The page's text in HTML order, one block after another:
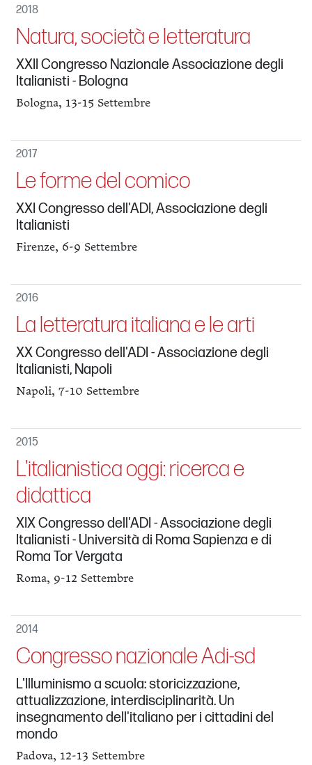
2018
Natura, società e letteratura
XXII Congresso Nazionale Associazione degli
Italianisti - Bologna
Bologna, 13-15 Settembre
2017
Le forme del comico
XXI Congresso dell'ADI, Associazione degli
Italianisti
Firenze, 6-9 Settembre
2016
La letteratura italiana e le arti
XX Congresso dell'ADI - Associazione degli
Italianisti, Napoli
Napoli, 7-10 Settembre
2015
L'italianistica oggi: ricerca e
didattica
XIX Congresso dell'ADI - Associazione degli
Italianisti - Università di Roma Sapienza e di
Roma Tor Vergata
Roma, 9-12 Settembre
2014
Congresso nazionale Adi-sd
L'Illuminismo a scuola: storicizzazione,
attualizzazione, interdisciplinarità. Un
insegnamento dell'italiano per i cittadini del
mondo
Padova, 12-13 Settembre